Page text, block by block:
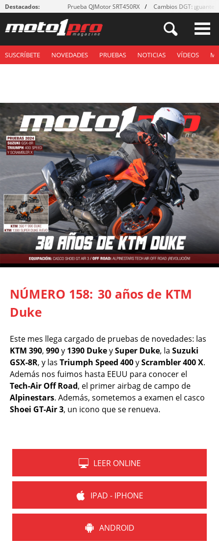
Destacados: Prueba QJMotor SRT450RX Cambios DGT: ¡guantes!
SUSCRÍBETE NOVEDADES PRUEBAS NOTICIAS VÍDEOS
NÚMERO 158: 30 años de KTM
Duke
Este mes llega cargado de pruebas de novedades: las
KTM 390, 990y 1390 DukeySuper Duke, la Suzuki
GSX-8R, y las Triumph Speed 400yScrambler 400 X.
Además nos fuimos hasta EEUU para conocer el
Tech-Air Off Road, el primer airbag de campo de
Alpinestars. Además, sometemos a examen el casco
Shoei GT-Air 3, un icono que se renueva.
LEER ONLINE
IPAD - IPHONE
ANDROID